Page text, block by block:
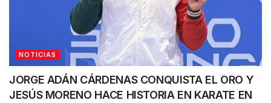
NOTICIAS
JORGE ADÁN CÁRDENAS CONQUISTA EL ORO Y
JESÚS MORENO HACE HISTORIA EN KARATE EN